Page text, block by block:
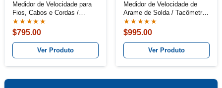
Medidor de Velocidade para
Fios, Cabos e Cordas /
Tacômetro Combinado Kit
★★★★★
$795.00
Ver Produto
Medidor de Velocidade de
Arame de Solda / Tacômetro
Combinado kit
★★★★★
$995.00
Ver Produto